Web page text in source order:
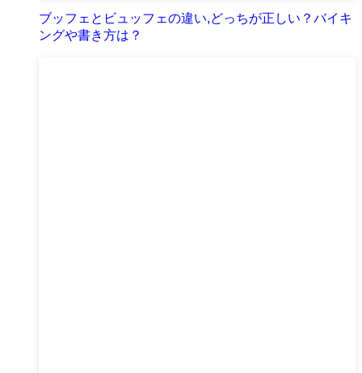
ブッフェとビュッフェの違い,どっちが正しい？バイキ
ングや書き方は？